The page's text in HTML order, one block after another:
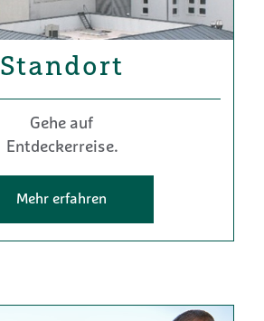
Standort
Gehe auf
Entdeckerreise.
Mehr erfahren